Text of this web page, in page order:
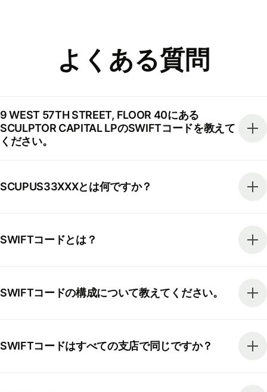
よくある質問
9 WEST 57TH STREET, FLOOR 40にある
SCULPTOR CAPITAL LPのSWIFTコードを教えて
ください。
SCUPUS33XXXとは何ですか？
SWIFTコードとは？
SWIFTコードの構成について教えてください。
SWIFTコードはすべての支店で同じですか？